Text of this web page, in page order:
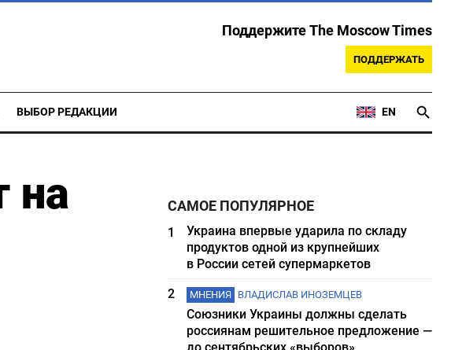
Поддержите The Moscow Times
ПОДДЕРЖАТЬ
ВЫБОР РЕДАКЦИИ EN
на
САМОЕ ПОПУЛЯРНОЕ
1
Украина впервые ударила по складу
продуктов одной из крупнейших
в России сетей супермаркетов
2
МНЕНИЯ ВЛАДИСЛАВ ИНОЗЕМЦЕВ
Союзники Украины должны сделать
россиянам решительное предложение —